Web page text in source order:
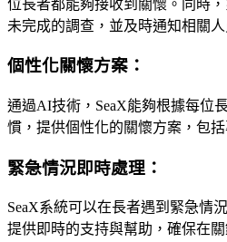
位長者都能夠接收到關懷。同時
未完成的調查，並及時通知相關人
個性化關懷方案：
通過AI技術，SeaX能夠根據每位
慣，提供個性化的關懷方案，包
緊急情況即時處理：
SeaX系統可以在長者遇到緊急情
提供即時的支持與幫助，確保在